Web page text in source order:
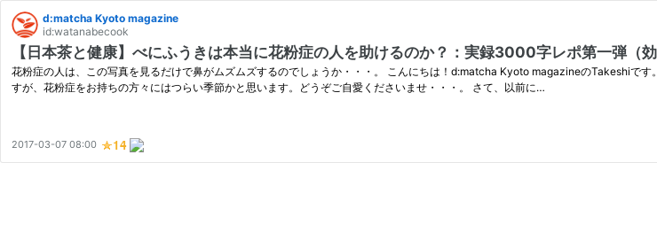
d:matcha Kyoto magazine
id:watanabecook
【日本茶と健康】べにふうきは本当に花粉症の人を助けるのか？：実録3000字レポ第一弾（効
花粉症の人は、この写真を見るだけで鼻がムズムズするのでしょうか・・・。 こんにちは！d:matcha Kyoto magazineのTakeshiで
すが、花粉症をお持ちの方々にはつらい季節かと思います。どうぞご自愛くださいませ・・・。 さて、以前に…
2017-03-07 08:00